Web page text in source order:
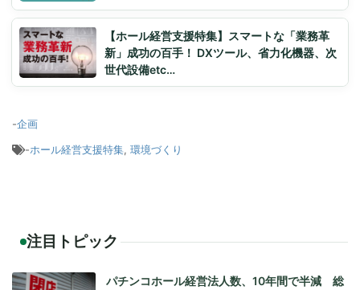
【ホール経営支援特集】スマートな「業務革
新」成功の百手！ DXツール、省力化機器、次
世代設備etc…
-企画
-ホール経営支援特集, 環境づくり
注目トピック
パチンコホール経営法人数、10年間で半減 総